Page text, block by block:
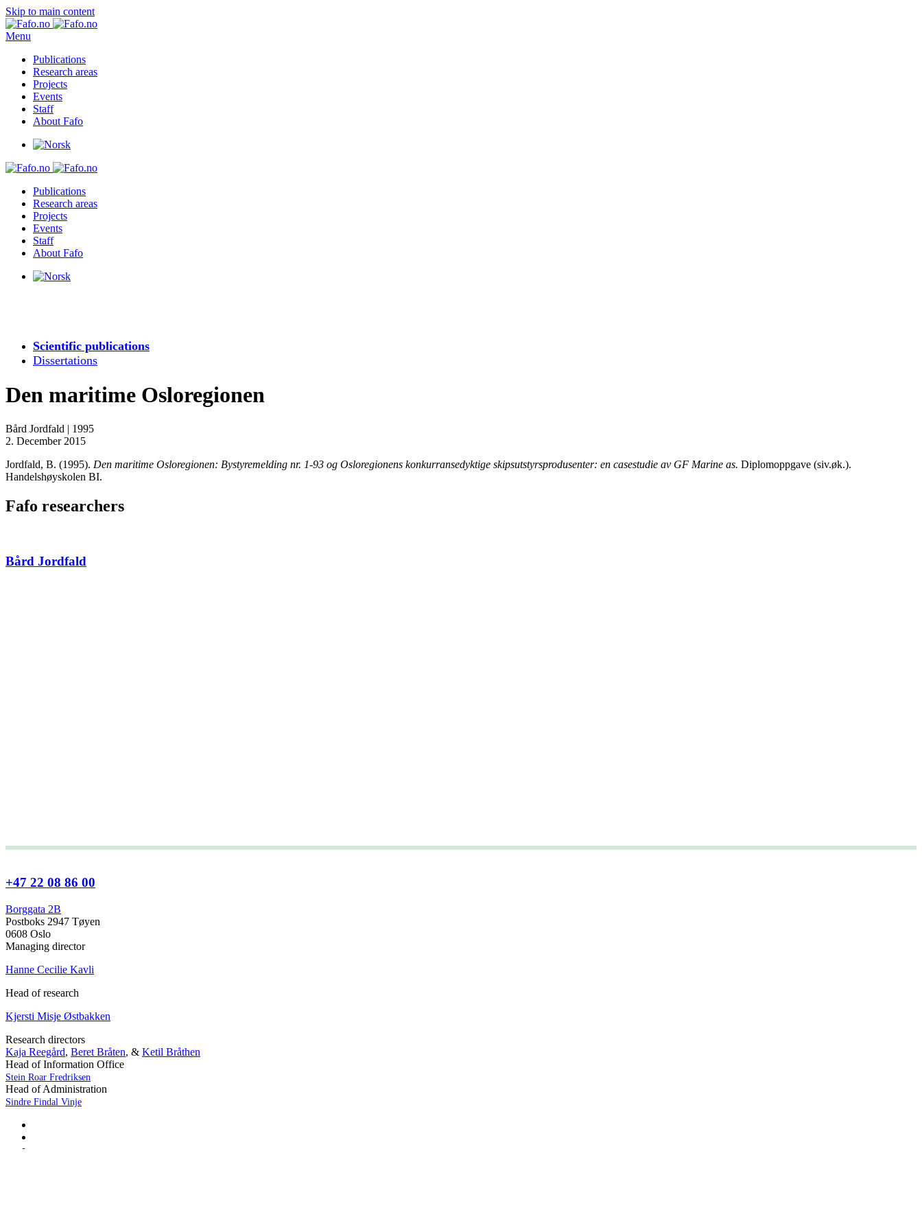
Skip to main content
Menu
Publications
Research areas
Projects
Events
Staff
About Fafo
Publications
Research areas
Projects
Events
Staff
About Fafo
Scientific publications
Dissertations
Den maritime Osloregionen
Bård Jordfald | 1995
2. December 2015
Jordfald, B. (1995). Den maritime Osloregionen: Bystyremelding nr. 1-93 og Osloregionens konkurransedyktige skipsutstyrsprodusenter: en casestudie av GF Marine as. Diplomoppgave (siv.øk.).
Handelshøyskolen BI.
Fafo researchers
Bård Jordfald
+47 22 08 86 00
Borggata 2B
Postboks 2947 Tøyen
0608 Oslo
Managing director
Hanne Cecilie Kavli
Head of research
Kjersti Misje Østbakken
Research directors
Kaja Reegård, Beret Bråten, & Ketil Bråthen
Head of Information Office
Stein Roar Fredriksen
Head of Administration
Sindre Findal Vinje